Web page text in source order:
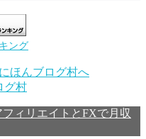
ング
グ村
ィリエイトとFXで月収